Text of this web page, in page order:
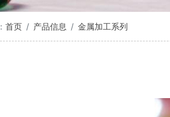
首页 产品信息 金属加工系列